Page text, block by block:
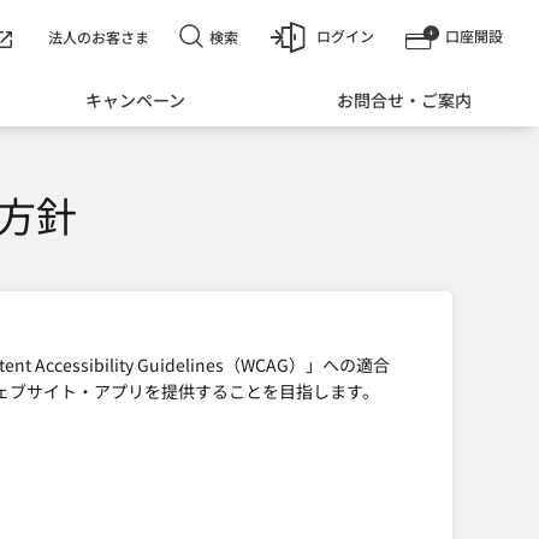
口座開設
ログイン
キャンペーン お問合せ・ご案内
法人のお客さま 検索
針
Accessibility Guidelines（WCAG）」への適合
サイト・アプリを提供することを目指します。